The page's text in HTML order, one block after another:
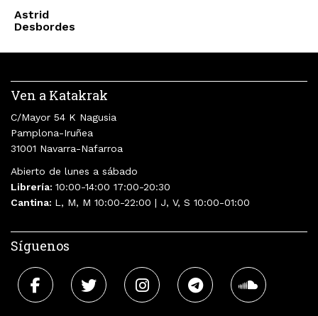
Astrid
Desbordes
Ven a Katakrak
C/Mayor 54 K Nagusia
Pamplona-Iruñea
31001 Navarra-Nafarroa
Abierto de lunes a sábado
Librería: 10:00-14:00 17:00-20:30
Cantina: L, M, M 10:00-22:00 | J, V, S 10:00-01:00
Síguenos